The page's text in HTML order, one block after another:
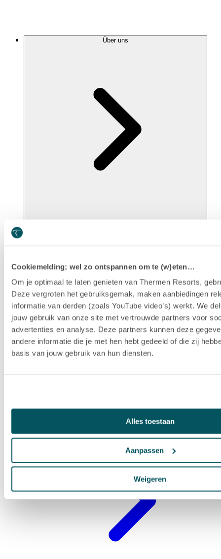
Cookiemelding; wel zo ontspannen om te (w)eten…
Om je optimaal te laten genieten van Thermen Resorts,
Deze vergroten het gebruiksgemak, maken aanbiedingen
informatie van derden (zoals YouTube video’s) werkt. We
jouw gebruik van onze site met vertrouwde partners voor
advertenties en analyse. Deze partners kunnen deze
andere informatie die je met hen hebt gedeeld of die zij
basis van jouw gebruik van hun diensten.
Alles toestaan
Aanpassen
Weigeren
Über uns
Nachhaltigkeit